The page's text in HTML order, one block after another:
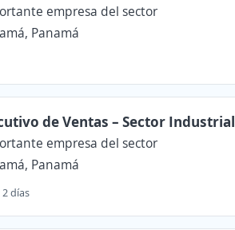
empresa del sector
Panamá
de Ventas – Sector Industrial
empresa del sector
Panamá
2 días